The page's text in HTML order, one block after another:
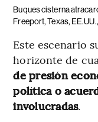
Buques cisterna
Freeport, Texas,
Este escenario
horizonte de
de presión
política o
involucradas.